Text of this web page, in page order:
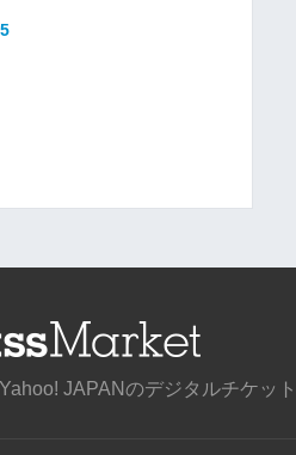
JAPANのデジタルチケット